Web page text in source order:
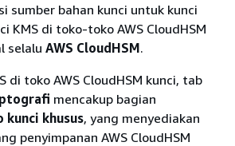
sumber bahan kunci untuk kunci
KMS di toko-toko AWS CloudHSM
selalu AWS CloudHSM.
di toko AWS CloudHSM kunci, tab
mencakup bagian
kunci khusus, yang menyediakan
penyimpanan AWS CloudHSM